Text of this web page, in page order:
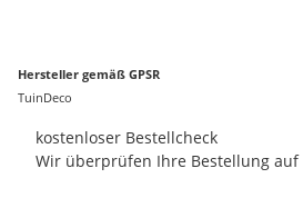
Hersteller gemäß GPSR
TuinDeco
kostenloser Bestellcheck
Wir überprüfen Ihre Bestellung auf